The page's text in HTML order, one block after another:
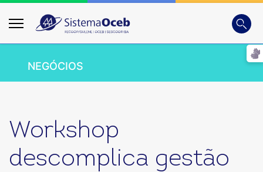
Busca
NEGÓCIOS
Workshop
descomplica gestão